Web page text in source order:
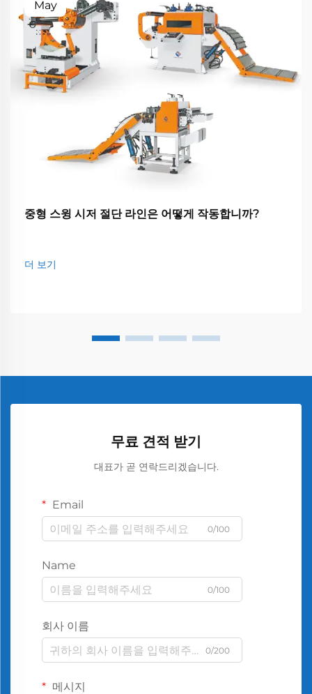
May
중형 스윙 시저 절단 라인은 어떻게 작동합니까?
더 보기
무료 견적 받기
대표가 곧 연락드리겠습니다.
Email
0/100
Name
0/100
회사 이름
0/200
메시지